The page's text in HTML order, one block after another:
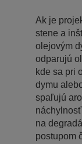
Ak je
stene a
olejovým
odparujú
kde sa pri
dymu
spaľujú
na
postupom